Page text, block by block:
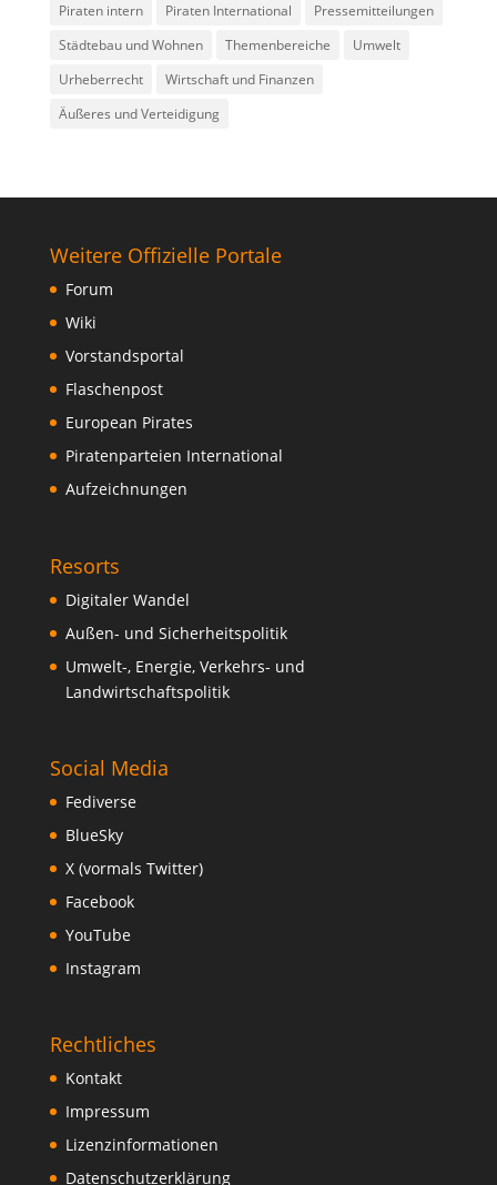
Piraten intern
Piraten International
Pressemitteilungen
Städtebau und Wohnen
Themenbereiche
Umwelt
Urheberrecht
Wirtschaft und Finanzen
Äußeres und Verteidigung
Weitere Offizielle Portale
Forum
Wiki
Vorstandsportal
Flaschenpost
European Pirates
Piratenparteien International
Aufzeichnungen
Resorts
Digitaler Wandel
Außen- und Sicherheitspolitik
Umwelt-, Energie, Verkehrs- und
Landwirtschaftspolitik
Social Media
Fediverse
BlueSky
X (vormals Twitter)
Facebook
YouTube
Instagram
Rechtliches
Kontakt
Impressum
Lizenzinformationen
Datenschutzerklärung